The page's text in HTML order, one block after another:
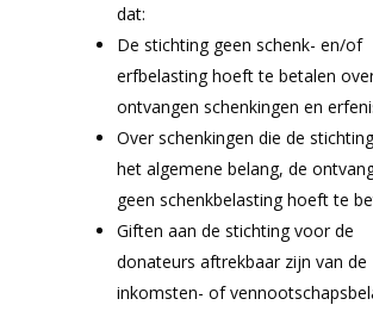
dat:
De stichting geen schenk- en/of
erfbelasting hoeft te betalen
ontvangen schenkingen en
Over schenkingen die de
het algemene belang, de
geen schenkbelasting hoeft te
Giften aan de stichting voor de
donateurs aftrekbaar zijn van de
inkomsten- of